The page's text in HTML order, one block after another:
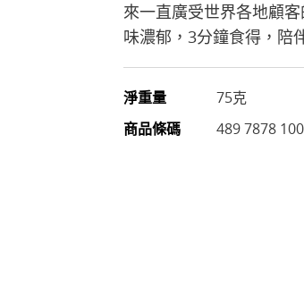
來一直廣受世界各地顧
味濃郁，3分鐘食得，陪
淨重量
75克
商品條碼
489 7878